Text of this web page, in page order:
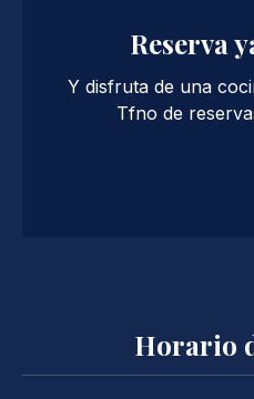
Reserva
Y disfruta de una
Tfno de
Horario